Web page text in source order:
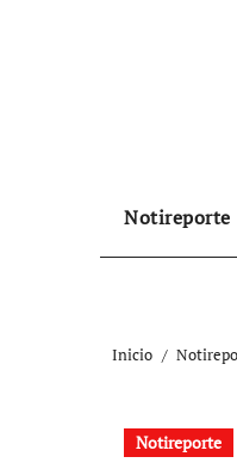
Notireporte
Inicio
Notireporte